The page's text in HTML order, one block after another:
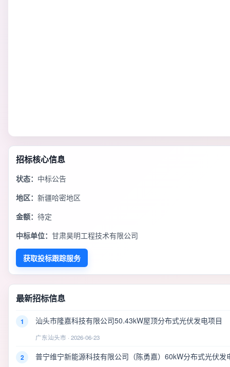
招标核心信息
状态： 中标公告
地区： 新疆哈密地区
金额： 待定
中标单位： 甘肃昊明工程技术有限公司
获取投标跟踪服务
最新招标信息
1 汕头市隆嘉科技有限公司50.43kW屋顶分布式光伏发电项目
广东汕头市 · 2026-06-23
2 普宁维宁新能源科技有限公司（陈勇嘉）60kW分布式光伏发